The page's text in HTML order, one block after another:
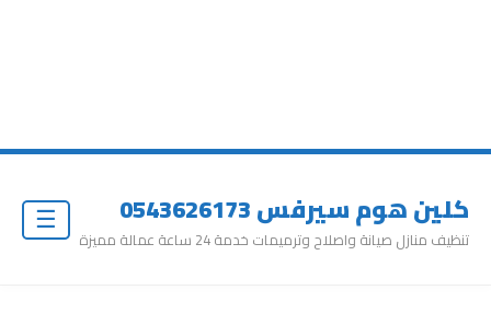
كلين هوم سيرفس 0543626173
تنظيف منازل صيانة واصلاح وترميمات خدمة 24 ساعة عمالة مميزة